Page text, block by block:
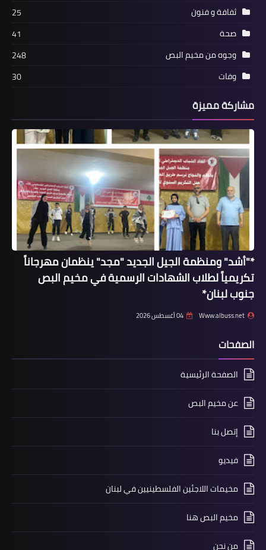
أخبار البص
*لمسة في اليوم السابع*
مقالات
يوم النكبة على أعتاب صفقة القرن
المقاومةُ ورجالُها من شعائرِ اللهِ
المعظمة بقلم د. مصطفى يوسف
ثفافة و فنون
25
صحة
41
وجوه من مخيم البص
248
وفات
30
مشاركة مميزة
*"أشد" ومنظمة الجيل الجديد "مجد" ينظمان مهرجاناً
تكريمياً لطلاب الشهادات الرسمية في مخيم البص
جنوب لبنان*
Www.albuss.net 04 أغسطس 2026
الصفحات
الصفحة الرئيسية
عن مخيم البص
إتصل بنا
فيديو
مخيمات اللاجئين الفلسطينيين في لبنان
مخيم البص هنا
من نحن